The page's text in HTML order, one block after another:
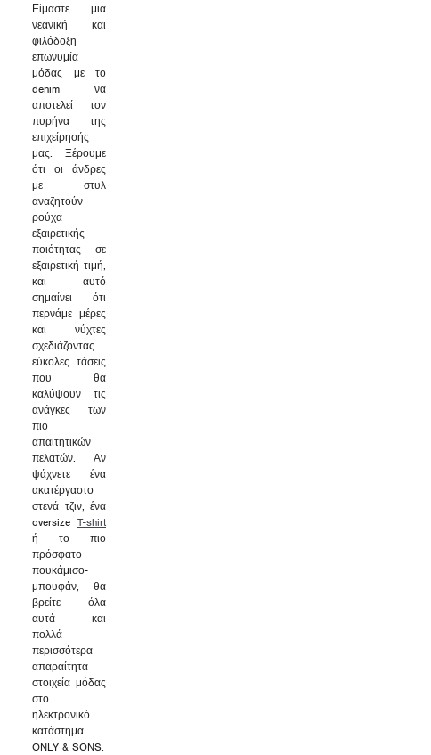
Είμαστε μια
νεανική και
φιλόδοξη
επωνυμία
μόδας με το
denim να
αποτελεί τον
πυρήνα της
επιχείρησής
μας. Ξέρουμε
ότι οι άνδρες
με στυλ
αναζητούν
ρούχα
εξαιρετικής
ποιότητας σε
εξαιρετική τιμή,
και αυτό
σημαίνει ότι
περνάμε μέρες
και νύχτες
σχεδιάζοντας
εύκολες τάσεις
που θα
καλύψουν τις
ανάγκες των
πιο
απαιτητικών
πελατών. Αν
ψάχνετε ένα
ακατέργαστο
στενά τζιν, ένα
oversize T-shirt
ή το πιο
πρόσφατο
πουκάμισο-
μπουφάν, θα
βρείτε όλα
αυτά και
πολλά
περισσότερα
απαραίτητα
στοιχεία μόδας
στο
ηλεκτρονικό
κατάστημα
ONLY & SONS.